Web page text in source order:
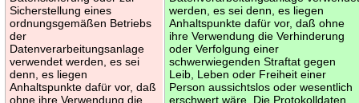
Sicherstellung eines
ordnungsgemäßen Betriebs
der
Datenverarbeitungsanlage
verwendet werden, es sei
denn, es liegen
Anhaltspunkte dafür vor, daß
ohne ihre Verwendung die
werden, es sei denn, es liegen
Anhaltspunkte dafür vor, daß ohne
ihre Verwendung die Verhinderung
oder Verfolgung einer
schwerwiegenden Straftat gegen
Leib, Leben oder Freiheit einer
Person aussichtslos oder wesentlich
erschwert wäre. Die Protokolldaten